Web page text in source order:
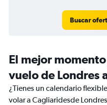
Buscar
El mejor
vuelo de Londres
¿Tienes un calendario
volar a Cagliaridesde